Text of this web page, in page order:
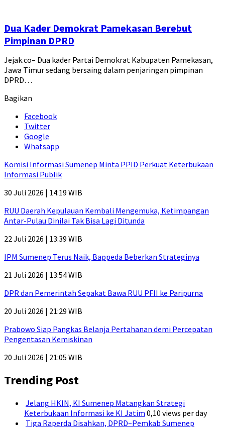
Dua Kader Demokrat Pamekasan Berebut
Pimpinan DPRD
Jejak.co– Dua kader Partai Demokrat Kabupaten Pamekasan,
Jawa Timur sedang bersaing dalam penjaringan pimpinan
DPRD…
Bagikan
Facebook
Twitter
Google
Whatsapp
Komisi Informasi Sumenep Minta PPID Perkuat Keterbukaan
Informasi Publik
30 Juli 2026 | 14:19 WIB
RUU Daerah Kepulauan Kembali Mengemuka, Ketimpangan
Antar-Pulau Dinilai Tak Bisa Lagi Ditunda
22 Juli 2026 | 13:39 WIB
IPM Sumenep Terus Naik, Bappeda Beberkan Strateginya
21 Juli 2026 | 13:54 WIB
DPR dan Pemerintah Sepakat Bawa RUU PFII ke Paripurna
20 Juli 2026 | 21:29 WIB
Prabowo Siap Pangkas Belanja Pertahanan demi Percepatan
Pengentasan Kemiskinan
20 Juli 2026 | 21:05 WIB
Trending Post
Jelang HKIN, KI Sumenep Matangkan Strategi
Keterbukaan Informasi ke KI Jatim 0,10 views per day
Tiga Raperda Disahkan, DPRD–Pemkab Sumenep